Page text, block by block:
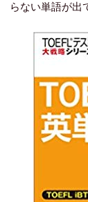
らない単語が出